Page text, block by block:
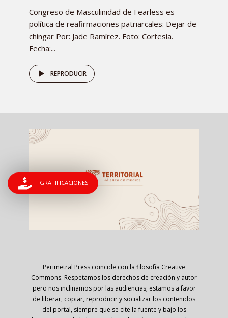
Congreso de Masculinidad de Fearless es
política de reafirmaciones patriarcales: Dejar de
chingar Por: Jade Ramírez. Foto: Cortesía.
Fecha:...
REPRODUCIR
Perimetral Press coincide con la filosofía Creative
Commons. Respetamos los derechos de creación y autor
pero nos inclinamos por las audiencias; estamos a favor
de liberar, copiar, reproducir y socializar los contenidos
del portal, siempre que se cite la fuente y bajo los
GRATIFICACIONES